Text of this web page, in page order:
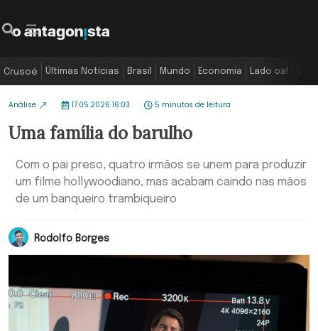
Crusoé Últimas Notícias Brasil Mundo Economia Lado oa!
Análise 17.05.2026 16:03 5 minutos de leitura
Uma família do barulho
Com o pai preso, quatro irmãos se unem para produzir
um filme hollywoodiano, mas acabam caindo nas mãos
de um banqueiro trambiqueiro
Rodolfo Borges